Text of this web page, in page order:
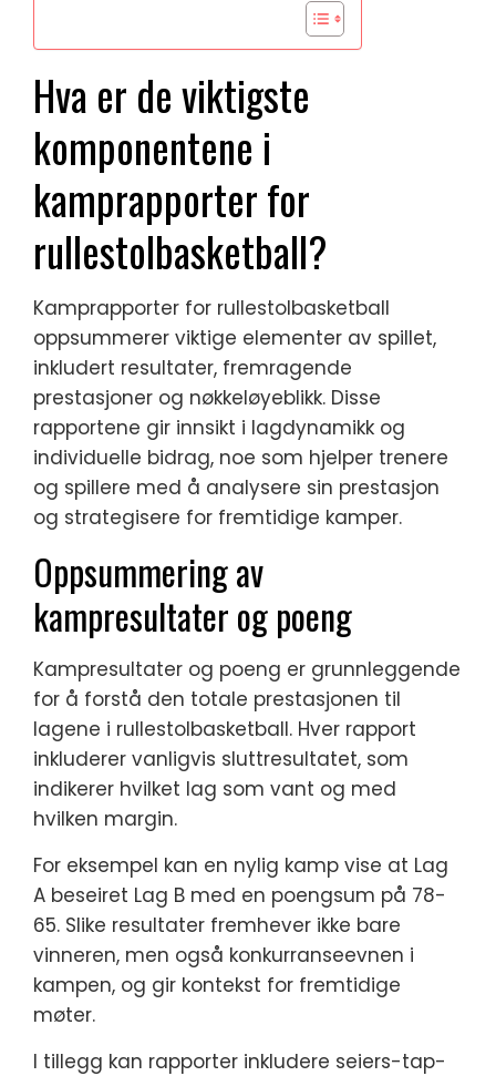
Hva er de viktigste
komponentene i
kamprapporter for
rullestolbasketball?
Kamprapporter for rullestolbasketball
oppsummerer viktige elementer av spillet,
inkludert resultater, fremragende
prestasjoner og nøkkeløyeblikk. Disse
rapportene gir innsikt i lagdynamikk og
individuelle bidrag, noe som hjelper trenere
og spillere med å analysere sin prestasjon
og strategisere for fremtidige kamper.
Oppsummering av
kampresultater og poeng
Kampresultater og poeng er grunnleggende
for å forstå den totale prestasjonen til
lagene i rullestolbasketball. Hver rapport
inkluderer vanligvis sluttresultatet, som
indikerer hvilket lag som vant og med
hvilken margin.
For eksempel kan en nylig kamp vise at Lag
A beseiret Lag B med en poengsum på 78-
65. Slike resultater fremhever ikke bare
vinneren, men også konkurranseevnen i
kampen, og gir kontekst for fremtidige
møter.
I tillegg kan rapporter inkludere seiers-tap-